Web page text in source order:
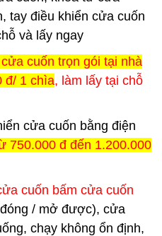
tay điều khiển cửa cuốn
và lấy ngay
cuốn trọn gói tại nhà
đ/ 1 chìa, làm lấy tại chỗ
cửa cuốn bằng điện
750.000 đ đến 1.200.000
cuốn bấm cửa cuốn
/ mở được), cửa
chạy không ổn định,